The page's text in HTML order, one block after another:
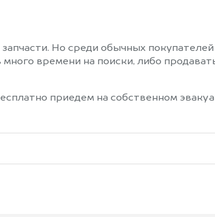
Но среди обычных
времени на поиски, либо
приедем на собственном